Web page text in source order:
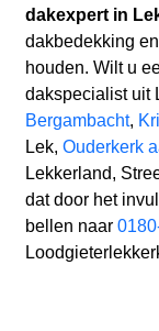
dakexpert in
dakbedekking
houden. Wilt u
dakspecialist uit
Bergambacht,
Lek, Ouderkerk
Lekkerland,
dat door het
bellen naar